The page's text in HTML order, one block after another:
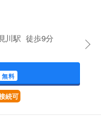
川駅 徒歩9分
無料
続可